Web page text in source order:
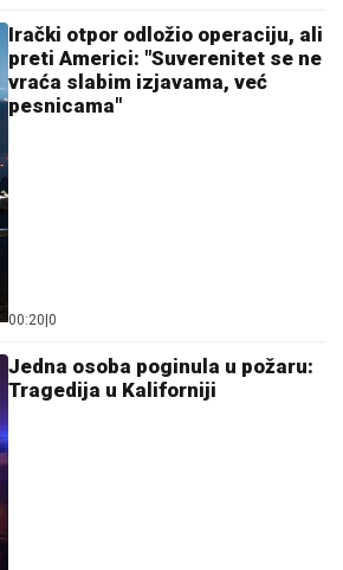
NOVAC ZA GALA
Evo koja cifra je u pitanju -
prštalo od luksuza